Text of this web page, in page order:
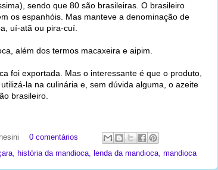
sendo que 80 são brasileiras. O brasileiro
os espanhóis. Mas manteve a denominação de
uí-atã ou pira-cuí.
além dos termos macaxeira e aipim.
foi exportada. Mas o interessante é que o produto,
la na culinária e, sem dúvida alguma, o azeite
brasileiro.
0 comentários
história da mandioca lenda da mandioca mandioca